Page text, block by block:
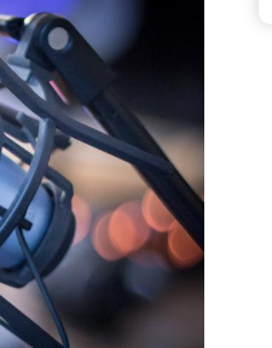
Fortes chaleurs :
pourquoi le risque de
Le Viagra pourrait-il
freiner la propagation du
cancer ?